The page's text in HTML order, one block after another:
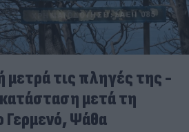
μετρά τις πληγές της -
μετά τη
Ψάθα